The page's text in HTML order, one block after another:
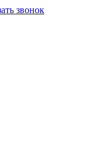
звонок